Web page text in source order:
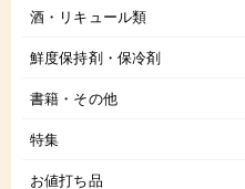
酒・リキュール類
鮮度保持剤・保冷剤
書籍・その他
特集
お値打ち品